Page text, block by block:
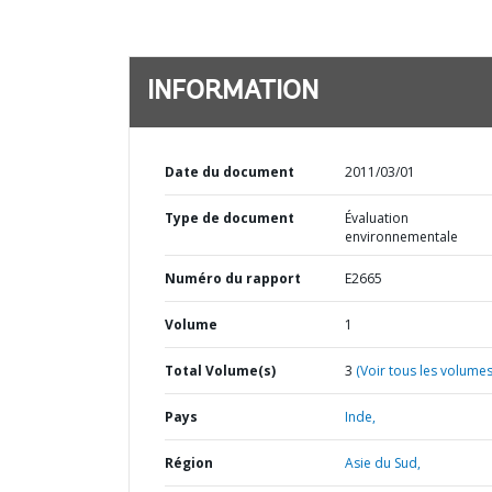
INFORMATION
Date du document 2011/03/01
Type de document
Évaluation
environnementale
Numéro du rapport E2665
Volume 1
Total Volume(s) 3 (Voir tous les
Pays Inde,
Région Asie du Sud,